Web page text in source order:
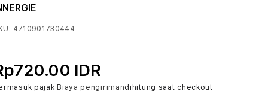
4710901730444
IDR
pajak Biaya pengirimandihitung saat checkout